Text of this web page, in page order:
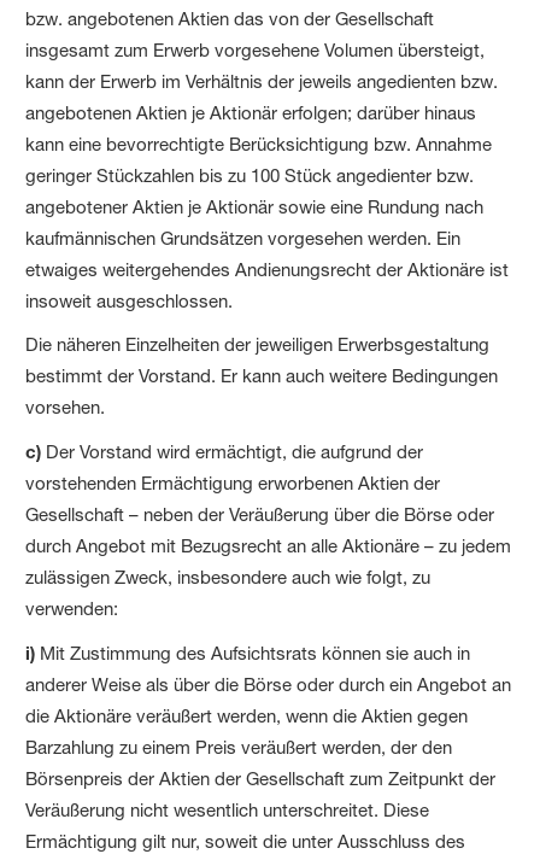
bzw. angebotenen Aktien das von der Gesellschaft
insgesamt zum Erwerb vorgesehene Volumen übersteigt,
kann der Erwerb im Verhältnis der jeweils angedienten bzw.
angebotenen Aktien je Aktionär erfolgen; darüber hinaus
kann eine bevorrechtigte Berück­sichtigung bzw. Annahme
geringer Stückzahlen bis zu 100 Stück angedienter bzw.
angebotener Aktien je Aktionär sowie eine Rundung nach
kaufmännischen Grundsätzen vorgesehen werden. Ein
etwaiges weitergehendes Andienungs­recht der Aktionäre ist
insoweit ausgeschlossen.
Die näheren Einzelheiten der jeweiligen Erwerbs­gestaltung
bestimmt der Vorstand. Er kann auch weitere Bedingungen
vorsehen.
c) Der Vorstand wird ermächtigt, die aufgrund der
vorstehenden Ermächtigung erworbenen Aktien der
Gesellschaft – neben der Veräußerung über die Börse oder
durch Angebot mit Bezugsrecht an alle Aktionäre – zu jedem
zulässigen Zweck, insbesondere auch wie folgt, zu
verwenden:
i) Mit Zustimmung des Aufsichtsrats können sie auch in
anderer Weise als über die Börse oder durch ein Angebot an
die Aktionäre veräußert werden, wenn die Aktien gegen
Barzahlung zu einem Preis veräußert werden, der den
Börsenpreis der Aktien der Gesellschaft zum Zeitpunkt der
Veräußerung nicht wesentlich unterschreitet. Diese
Ermächtigung gilt nur, soweit die unter Ausschluss des